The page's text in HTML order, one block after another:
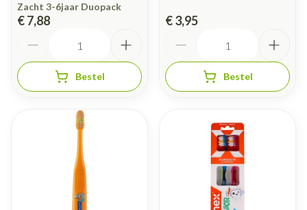
Zacht 3-6jaar Duopack
€ 7,88
Bestel
€ 3,95
Bestel